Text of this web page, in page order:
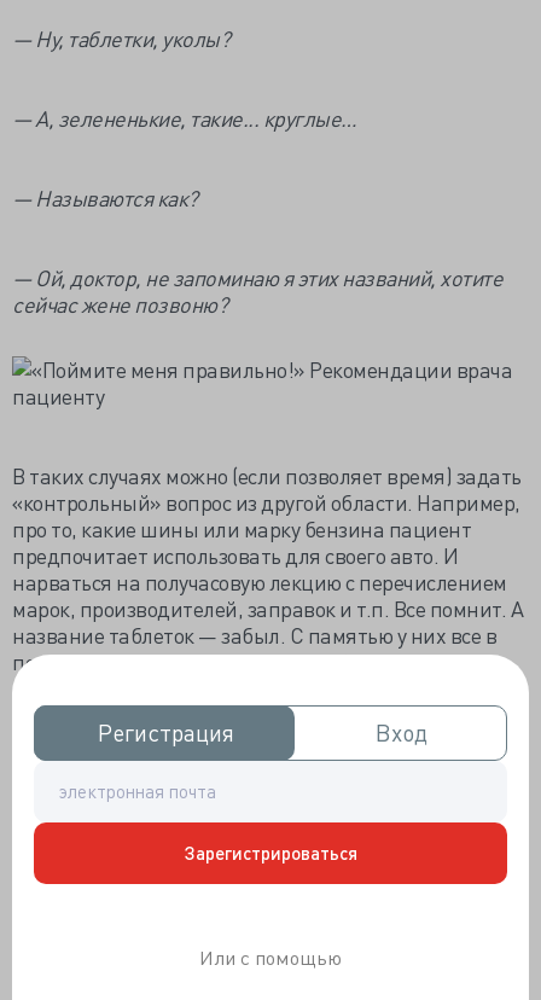
Регистрация
Регистрация Вход
Вход
Зарегистрироваться
Или с помощью
— Ну, таблетки, уколы?
— А, зелененькие, такие... круглые…
— Называются как?
— Ой, доктор, не запоминаю я этих названий, хотите
сейчас жене позвоню?
В таких случаях можно (если позволяет время) задать
«контрольный» вопрос из другой области. Например,
про то, какие шины или марку бензина пациент
предпочитает использовать для своего авто. И
нарваться на получасовую лекцию с перечислением
марок, производителей, заправок и т.п. Все помнит. А
название таблеток — забыл. С памятью у них все в
порядке, только предрассудков избыток. Таким
товарищам с детства внушался стереотип, что
жаловаться на здоровье — удел слабаков, и
недостойно мачо, советского офицера, большого
начальника, отца и опоры семейства (нужное
подчеркнуть). Диету эти товарищи не соблюдают, все
болезни лечат или коньяком (который почитают за
панацею), или абсурдными «народными методами».
Иногда такое отношение к болезни — просто
пациентов ложится на хрупкие плечи их жен.